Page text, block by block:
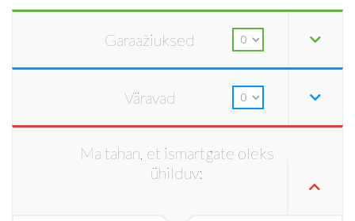
Garaažiuksed
Väravad
Ma tahan, et ismartgate oleks
ühilduv: